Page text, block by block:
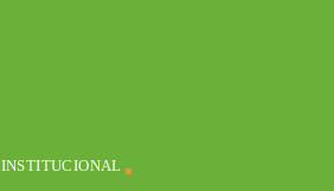
INSTITUCIONAL